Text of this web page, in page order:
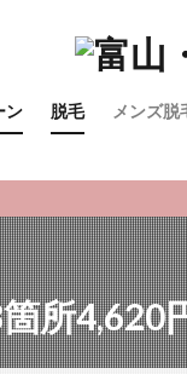
ン 脱毛 メンズ脱
所4,620
キャン